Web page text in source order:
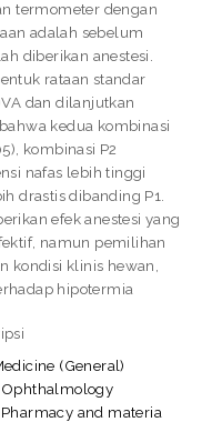
termometer dengan
adalah sebelum
diberikan anestesi.
rataan standar
dan dilanjutkan
kedua kombinasi
kombinasi P2
nafas lebih tinggi
drastis dibanding P1.
efek anestesi yang
namun pemilihan
kondisi klinis hewan,
hipotermia
(General)
Ophthalmology
Pharmacy and materia